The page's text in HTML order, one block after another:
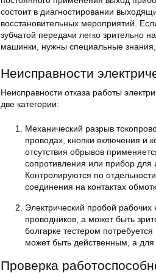
состоит в диагностировании
восстановительных мероприятий.
зубчатой передачи легко зрительно
машинки, нужны специальные знания,
Неисправности
Неисправности отказа работы
две категории:
Механический разрыв
проводах, кнопки включения и
отсутствия обрывов
сопротивления или прибор для
Контролируются по
соединения на контактах
Электрический пробой
проводников, а может быть
болгарке тестером
может быть действенным, а для
Проверка